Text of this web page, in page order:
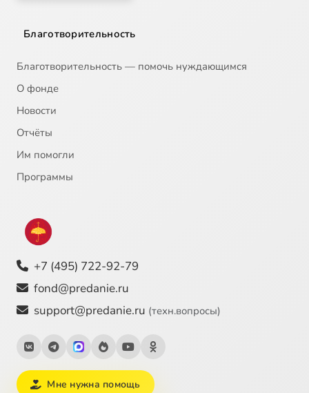
Благотворительность
Благотворительность — помочь нуждающимся
О фонде
Новости
Отчёты
Им помогли
Программы
+7 (495) 722-92-79
fond@predanie.ru
support@predanie.ru (техн.вопросы)
Мне нужна помощь